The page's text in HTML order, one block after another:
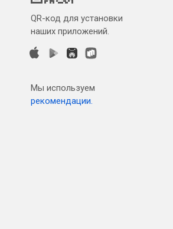
QR-код для установки
наших приложений.
Мы используем
рекомендации.